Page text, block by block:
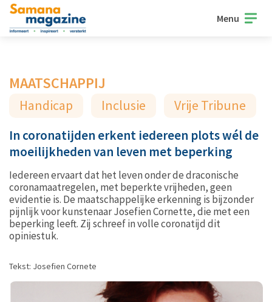
Menu
MAATSCHAPPIJ
Handicap Inclusie Vrije Tribune
In coronatijden erkent iedereen plots wél de
moeilijkheden van leven met beperking
Iedereen ervaart dat het leven onder de draconische
coronamaatregelen, met beperkte vrijheden, geen
evidentie is. De maatschappelijke erkenning is bijzonder
pijnlijk voor kunstenaar Josefien Cornette, die met een
beperking leeft. Zij schreef in volle coronatijd dit
opiniestuk.
Tekst: Josefien Cornete